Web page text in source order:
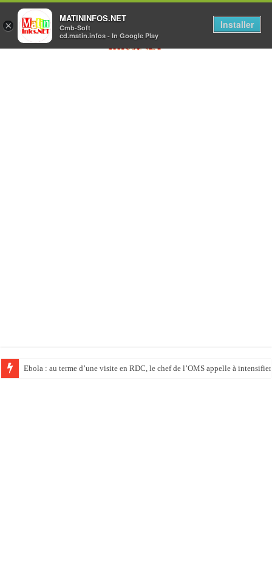
Ebola : au terme d’une visite en RDC, le chef de l’OMS appelle à
×
MATININFOS.NET
Cmb-Soft
cd.matin.infos - In Google Play
Installer